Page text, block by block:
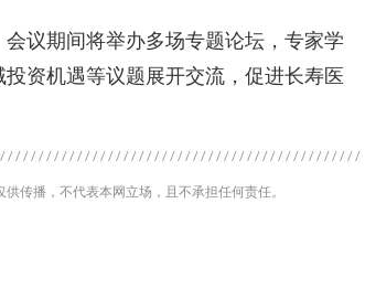
议期间将举办多场专题论坛，专家学
资机遇等议题展开交流，促进长寿医
传播，不代表本网立场，且不承担任何责任。